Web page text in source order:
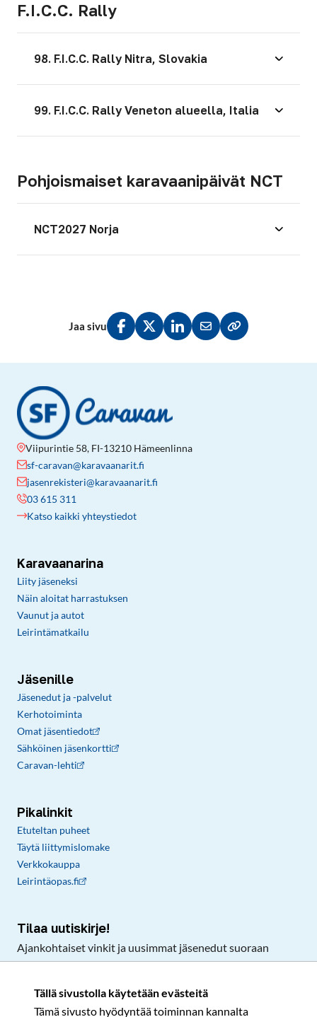
Tällä sivustolla käytetään evästeitä
Tämä sivusto hyödyntää toiminnan kannalta
F.I.C.C. Rally
98. F.I.C.C. Rally Nitra, Slovakia
99. F.I.C.C. Rally Veneton alueella, Italia
Pohjoismaiset karavaanipäivät NCT
NCT2027 Norja
Jaa sivu
Jaa Facebookissa
Jaa Twitterissä
Jaa LinkedInissä
Jaa sähköpostitse
Kopioi linkki
Viipurintie 58, FI-13210 Hämeenlinna
sf-caravan@karavaanarit.fi
jasenrekisteri@karavaanarit.fi
03 615 311
Katso kaikki yhteystiedot
Karavaanarina
Liity jäseneksi
Näin aloitat harrastuksen
Vaunut ja autot
Leirintämatkailu
Jäsenille
Jäsenedut ja -palvelut
Kerhotoiminta
Omat jäsentiedot
Sähköinen jäsenkortti
Caravan-lehti
Pikalinkit
Etuteltan puheet
Täytä liittymislomake
Verkkokauppa
Leirintäopas.fi
Tilaa uutiskirje!
Ajankohtaiset vinkit ja uusimmat jäsenedut suoraan